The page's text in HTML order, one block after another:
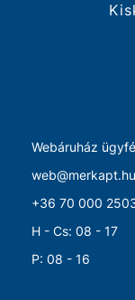
Webáruház
web@merkapt.hu
+36 70 000
H - Cs: 08 - 17
P: 08 - 16